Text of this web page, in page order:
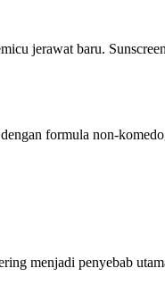
jerawat baru.
formula non-
menjadi penyebab